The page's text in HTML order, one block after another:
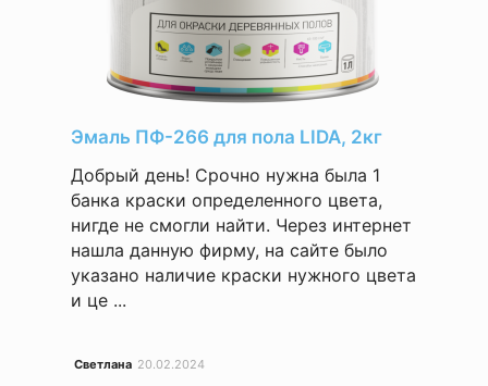
Эмаль ПФ-266 для пола LIDA, 2кг
Добрый день! Срочно нужна была 1
банка краски определенного цвета,
нигде не смогли найти. Через интернет
нашла данную фирму, на сайте было
указано наличие краски нужного цвета
и це ...
Светлана 20.02.2024